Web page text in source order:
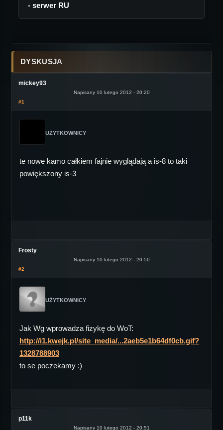
- serwer RU
DYSKUSJA
mickey93
Napisany 10 lutego 2012 - 20:20
#1
UŻYTKOWNICY
te nowe kamo całkiem fajnie wyglądają a is-8 to taki
powiększony is-3
Frosty
Napisany 10 lutego 2012 - 20:50
#2
UŻYTKOWNICY
Jak Wg wprowadza fizykę do WoT:
http://i1.kwejk.pl/site_media/...2aeb5e1b64df0cb.gif?
1328788903
to se poczekamy :)
p11k
Napisany 10 lutego 2012 - 20:51